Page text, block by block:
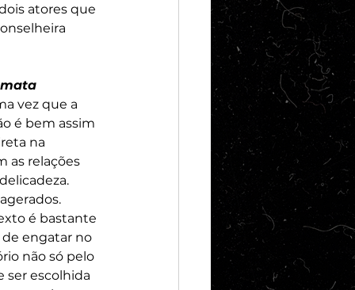
atores que
vez que a
é bem assim
na
as relações
é bastante
engatar no
não só pelo
ser escolhida